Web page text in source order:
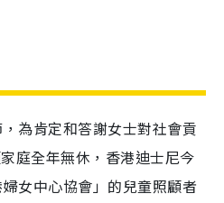
為肯定和答謝女士對社會貢
庭全年無休，香港迪士尼今
女中心協會」的兒童照顧者